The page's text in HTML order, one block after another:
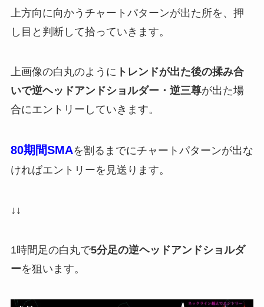
上方向に向かうチャートパターンが出た所を、押
し目と判断して拾っていきます。
上画像の白丸のように トレンドが出た後の揉み合
いで逆ヘッドアンドショルダー・逆三尊が出た場
合にエントリーしていきます。
80期間SMAを割るまでにチャートパターンが出な
ければエントリーを見送ります。
↓↓
1時間足の白丸で5分足の逆ヘッドアンドショルダ
ーを狙います。